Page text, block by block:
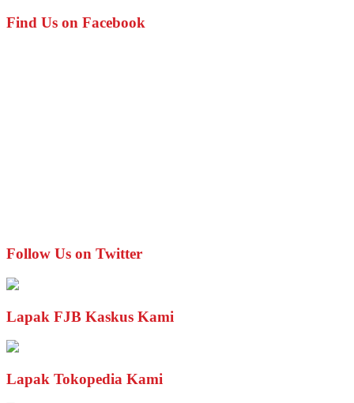
Find Us on Facebook
Follow Us on Twitter
Lapak FJB Kaskus Kami
Lapak Tokopedia Kami